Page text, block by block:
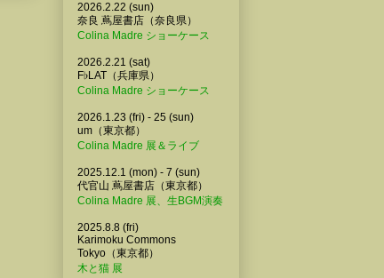
2026.2.22 (sun)
奈良 蔦屋書店（奈良県）
Colina Madre ショーケース
2026.2.21 (sat)
F♭LAT（兵庫県）
Colina Madre ショーケース
2026.1.23 (fri) - 25 (sun)
um（東京都）
Colina Madre 展＆ライブ
2025.12.1 (mon) - 7 (sun)
代官山 蔦屋書店（東京都）
Colina Madre 展、生BGM演奏
2025.8.8 (fri)
Karimoku Commons
Tokyo（東京都）
木と猫 展